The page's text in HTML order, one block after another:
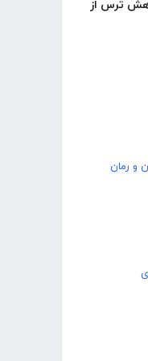
ترس از
و رمان